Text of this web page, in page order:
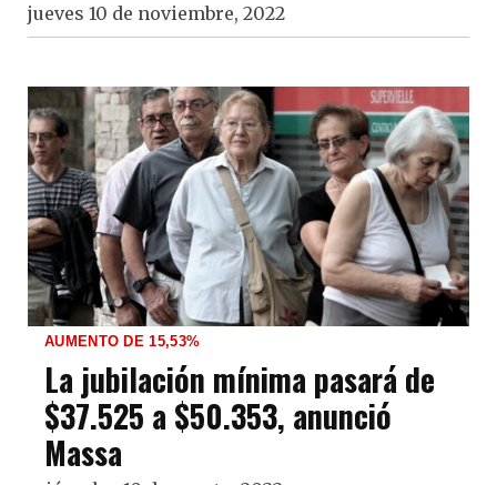
jueves 10 de noviembre, 2022
AUMENTO DE 15,53%
La jubilación mínima pasará de
$37.525 a $50.353, anunció
Massa